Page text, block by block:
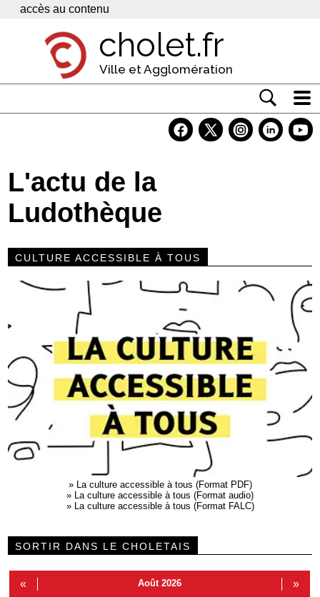
Panneau de gestion des cookies
accès au contenu
cholet.fr
Ville et Agglomération
Economie
Services
L'actu de la
Ludothèque
CULTURE ACCESSIBLE À TOUS
»
La culture accessible à tous (Format PDF)
»
La culture accessible à tous (Format audio)
»
La culture accessible à tous (Format FALC)
SORTIR DANS LE CHOLETAIS
« Août 2026 »